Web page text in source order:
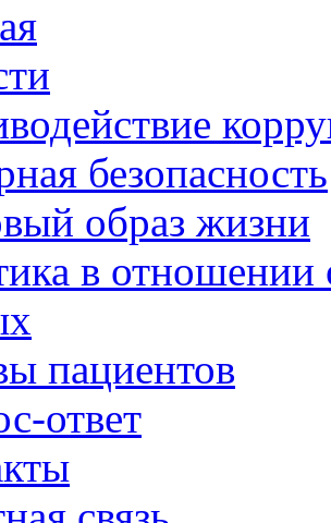
безопасность
образ жизни
в отношении
пациентов
ответ